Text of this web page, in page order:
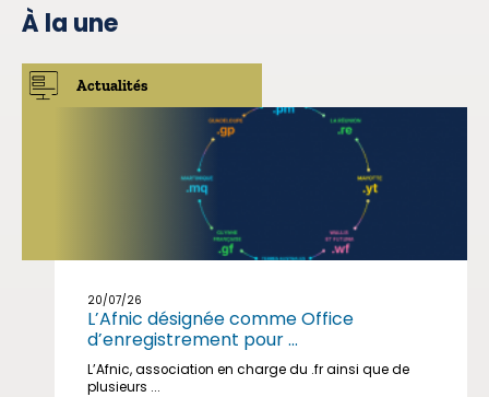
À la une
Actualités
20/07/26
L’Afnic désignée comme Office
d’enregistrement pour ...
L’Afnic, association en charge du .fr ainsi que de
plusieurs ...